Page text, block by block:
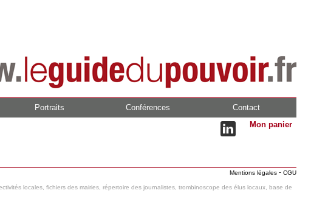
Portraits Conférences Contact
Mon panier
Mentions légales - CGU
locales, fichiers des mairies, répertoire des journalistes, trombinoscope des élus locaux, base de